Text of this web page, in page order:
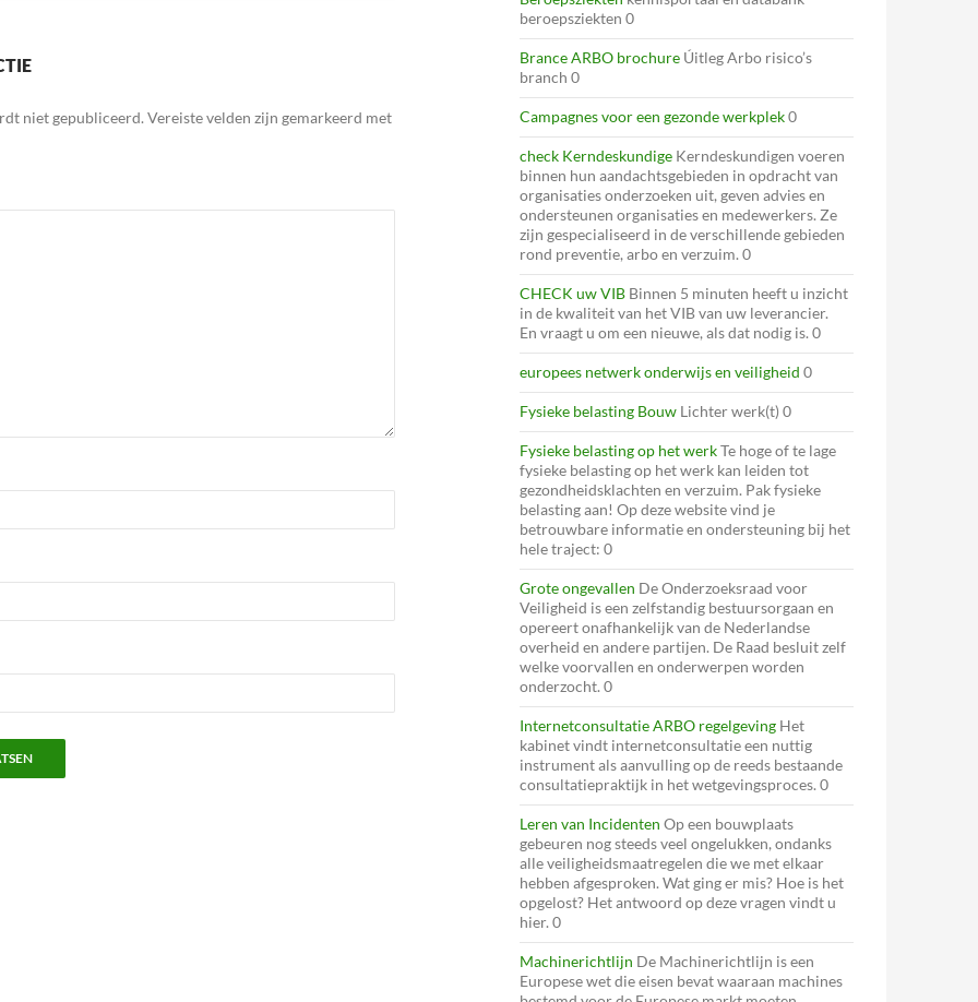
niet gepubliceerd. Vereiste velden zijn gemarkeerd met
beroepsziekten 0
Brance ARBO brochure Úitleg Arbo risico’s
branch 0
Campagnes voor een gezonde werkplek0
check Kerndeskundige Kerndeskundigen voeren
binnen hun aandachtsgebieden in opdracht van
organisaties onderzoeken uit, geven advies en
ondersteunen organisaties en medewerkers. Ze
zijn gespecialiseerd in de verschillende gebieden
rond preventie, arbo en verzuim. 0
CHECK uw VIB Binnen 5 minuten heeft u inzicht
in de kwaliteit van het VIB van uw leverancier.
En vraagt u om een nieuwe, als dat nodig is. 0
europees netwerk onderwijs en veiligheid 0
Fysieke belasting Bouw Lichter werk(t) 0
Fysieke belasting op het werkTe hoge of te lage
fysieke belasting op het werk kan leiden tot
gezondheidsklachten en verzuim. Pak fysieke
belasting aan! Op deze website vind je
betrouwbare informatie en ondersteuning bij het
hele traject: 0
Grote ongevallen De Onderzoeksraad voor
Veiligheid is een zelfstandig bestuursorgaan en
opereert onafhankelijk van de Nederlandse
overheid en andere partijen. De Raad besluit zelf
welke voorvallen en onderwerpen worden
onderzocht. 0
Internetconsultatie ARBO regelgeving Het
kabinet vindt internetconsultatie een nuttig
instrument als aanvulling op de reeds bestaande
consultatiepraktijk in het wetgevingsproces. 0
Leren van Incidenten Op een bouwplaats
gebeuren nog steeds veel ongelukken, ondanks
alle veiligheidsmaatregelen die we met elkaar
hebben afgesproken. Wat ging er mis? Hoe is het
opgelost? Het antwoord op deze vragen vindt u
hier. 0
Machinerichtlijn De Machinerichtlijn is een
Europese wet die eisen bevat waaraan machines